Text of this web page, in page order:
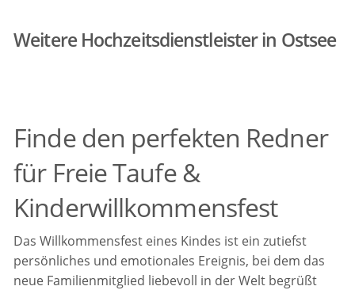
Weitere Hochzeitsdienstleister in Ostsee
Finde den perfekten Redner
für Freie Taufe &
Kinderwillkommensfest
Das Willkommensfest eines Kindes ist ein zutiefst
persönliches und emotionales Ereignis, bei dem das
neue Familienmitglied liebevoll in der Welt begrüßt